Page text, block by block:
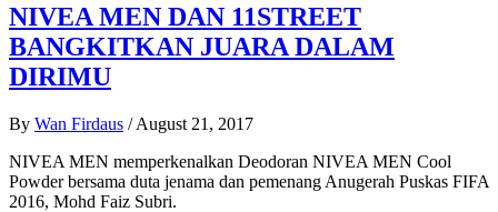
NIVEA MEN DAN 11STREET
BANGKITKAN JUARA DALAM
DIRIMU
By Wan Firdaus / August 21, 2017
NIVEA MEN memperkenalkan Deodoran NIVEA MEN Cool
Powder bersama duta jenama dan pemenang Anugerah Puskas FIFA
2016, Mohd Faiz Subri.